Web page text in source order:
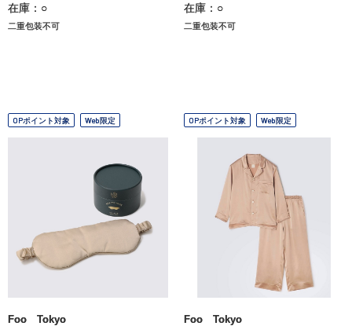
在庫：○
二重包装不可
在庫：○
二重包装不可
OPポイント対象 Web限定
Foo Tokyo
OPポイント対象 Web限定
Foo Tokyo